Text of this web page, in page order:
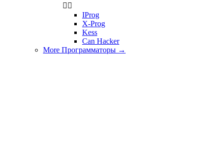
 
IProg
X-Prog
Kess
Can Hacker
More Программаторы →